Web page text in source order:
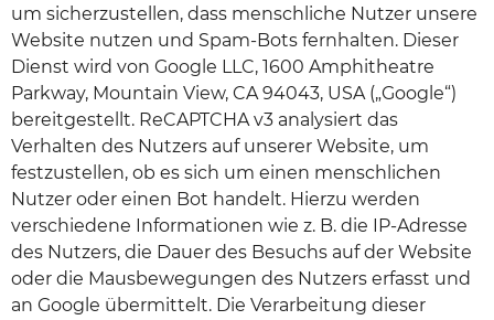
um sicherzustellen, dass menschliche Nutzer unsere
Website nutzen und Spam-Bots fernhalten. Dieser
Dienst wird von Google LLC, 1600 Amphitheatre
Parkway, Mountain View, CA 94043, USA („Google“)
bereitgestellt. ReCAPTCHA v3 analysiert das
Verhalten des Nutzers auf unserer Website, um
festzustellen, ob es sich um einen menschlichen
Nutzer oder einen Bot handelt. Hierzu werden
verschiedene Informationen wie z. B. die IP-Adresse
des Nutzers, die Dauer des Besuchs auf der Website
oder die Mausbewegungen des Nutzers erfasst und
an Google übermittelt. Die Verarbeitung dieser